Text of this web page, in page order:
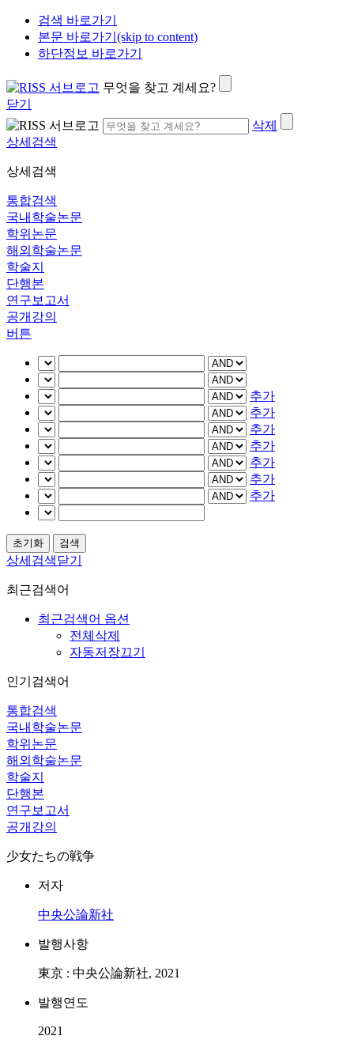
검색 바로가기
본문 바로가기(skip to content)
하단정보 바로가기
무엇을 찾고 계세요?
닫기
삭제
상세검색
상세검색
통합검색
국내학술논문
학위논문
해외학술논문
학술지
단행본
연구보고서
공개강의
버튼
추가
추가
추가
추가
추가
추가
추가
상세검색닫기
최근검색어
최근검색어 옵션
전체삭제
자동저장끄기
인기검색어
통합검색
국내학술논문
학위논문
해외학술논문
학술지
단행본
연구보고서
공개강의
少女たちの戦争
저자
中央公論新社
발행사항
東京 : 中央公論新社, 2021
발행연도
2021